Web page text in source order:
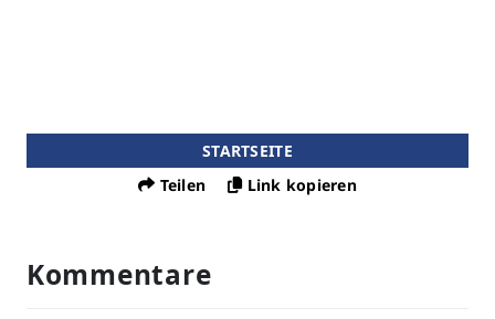
STARTSEITE
Teilen
Link kopieren
Kommentare